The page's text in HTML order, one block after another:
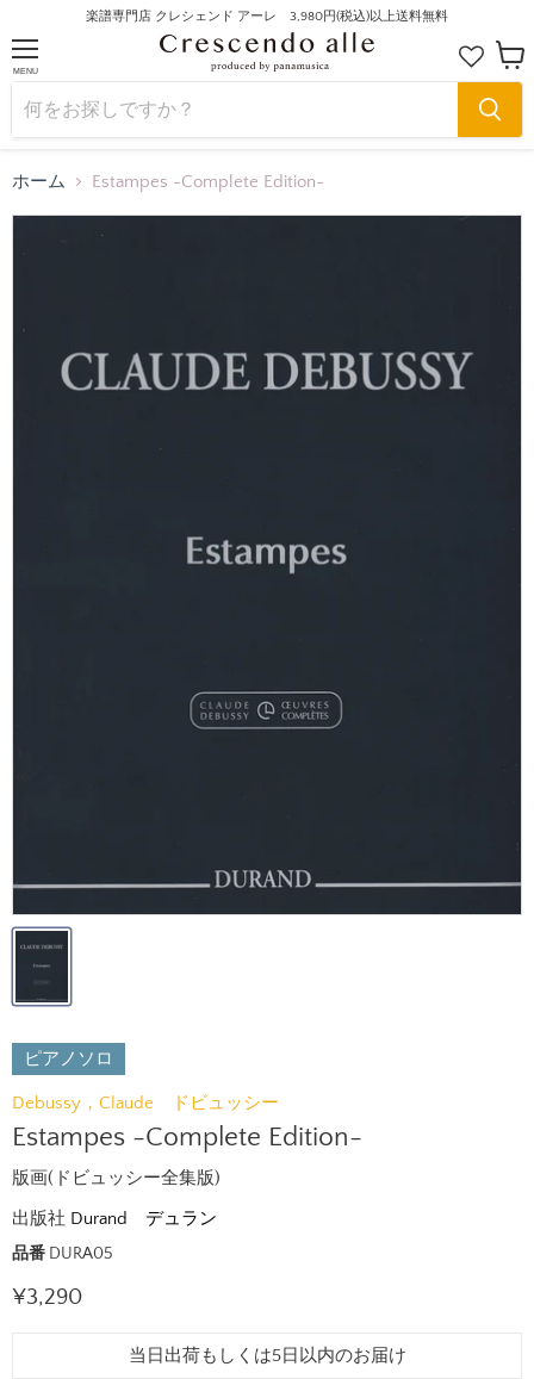
楽譜専門店 クレシェンド アーレ 3,980円(税込)以上送料無料
MENU
カ
ー
ト
を
ホーム Estampes -Complete Edition-
ピアノソロ
Debussy，Claude ドビュッシー
Estampes -Complete Edition-
版画(ドビュッシー全集版)
出版社 Durand デュラン
品番 DURA05
現在の価格
¥3,290
当日出荷もしくは5日以内のお届け